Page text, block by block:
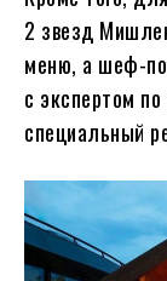
2 звезд
меню, а шеф-
с экспертом
специальный